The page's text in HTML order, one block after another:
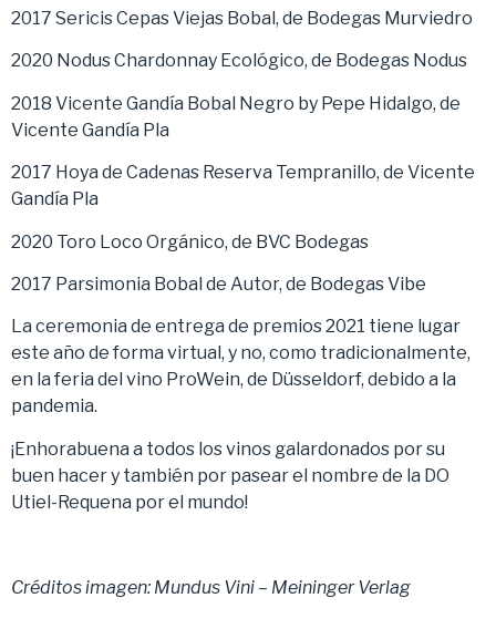
2017 Sericis Cepas Viejas Bobal, de Bodegas Murviedro
2020 Nodus Chardonnay Ecológico, de Bodegas Nodus
2018 Vicente Gandía Bobal Negro by Pepe Hidalgo, de
Vicente Gandía Pla
2017 Hoya de Cadenas Reserva Tempranillo, de Vicente
Gandía Pla
2020 Toro Loco Orgánico, de BVC Bodegas
2017 Parsimonia Bobal de Autor, de Bodegas Vibe
La ceremonia de entrega de premios 2021 tiene lugar
este año de forma virtual, y no, como tradicionalmente,
en la feria del vino ProWein, de Düsseldorf, debido a la
pandemia.
¡Enhorabuena a todos los vinos galardonados por su
buen hacer y también por pasear el nombre de la DO
Utiel-Requena por el mundo!
Créditos imagen: Mundus Vini – Meininger Verlag